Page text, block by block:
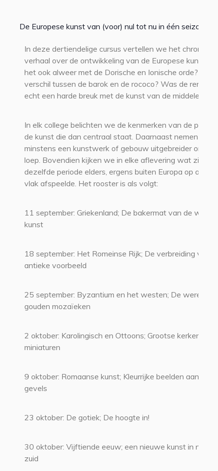
De Europese kunst van (voor) nul tot nu in één seizoen.
In deze dertiendelige cursus vertellen we het
verhaal over de ontwikkeling van de Europese kunst.
het ook alweer met de Dorische en Ionische orde? Wat
verschil tussen de barok en de rococo? Was de
echt een harde breuk met de kunst van de
In elk college belichten we de kenmerken van de
de kunst die dan centraal staat. Daarnaast nemen we
minstens een kunstwerk of gebouw uitgebreider onder
loep. Bovendien kijken we in elke aflevering wat zich in
dezelfde periode elders, ergens buiten Europa op
vlak afspeelde. Het rooster is als volgt:
11 september: Griekenland; De bakermat van de
kunst
18 september: Het Romeinse Rijk; De verbreiding van
antieke voorbeeld
25 september: Byzantium en het westen; De wereld
gouden mozaïeken
2 oktober: Karolingisch en Ottoons; Grootse kerken en
miniaturen
9 oktober: Romaanse kunst; Kleurrijke beelden aan
gevels
23 oktober: De gotiek; De hoogte in!
30 oktober: Vijftiende eeuw; een nieuwe kunst in noord
zuid